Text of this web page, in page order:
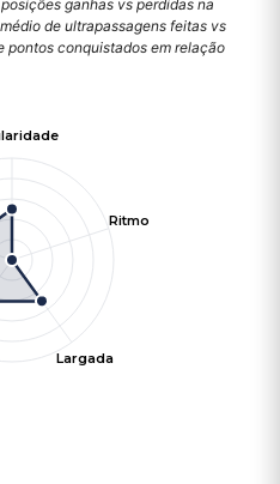
ganhas vs perdidas na
de ultrapassagens feitas vs
pontos conquistados em relação
Ritmo
Largada